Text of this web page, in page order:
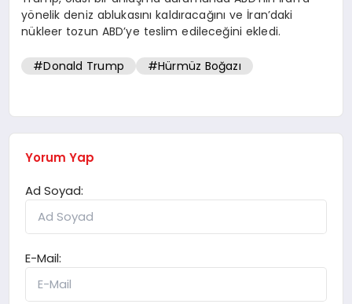
yönelik deniz ablukasını kaldıracağını ve İran’daki
nükleer tozun ABD’ye teslim edileceğini ekledi.
#Donald Trump #Hürmüz Boğazı
Yorum Yap
Ad Soyad:
E-Mail: